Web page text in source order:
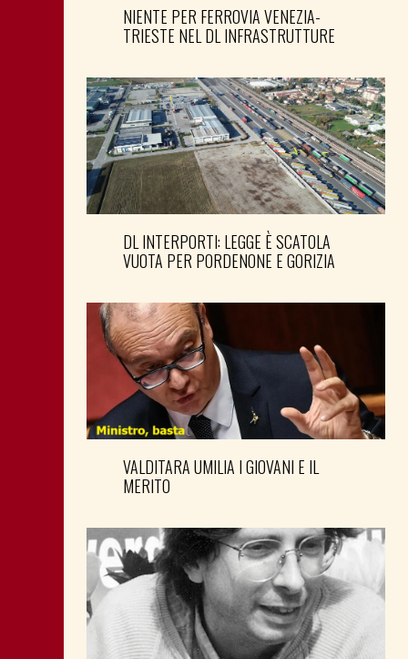
NIENTE PER FERROVIA VENEZIA-
TRIESTE NEL DL INFRASTRUTTURE
DL INTERPORTI: LEGGE È SCATOLA
VUOTA PER PORDENONE E GORIZIA
VALDITARA UMILIA I GIOVANI E IL
MERITO